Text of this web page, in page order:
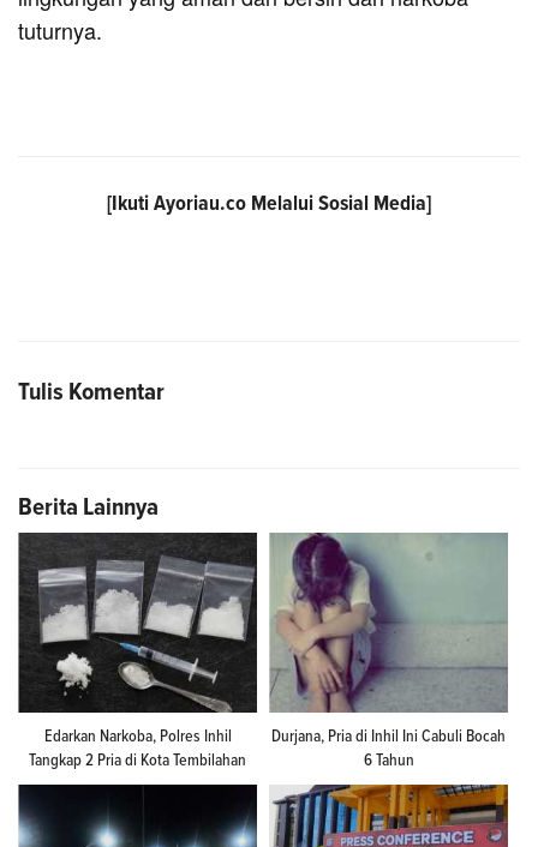
tuturnya.
[Ikuti Ayoriau.co Melalui Sosial Media]
Tulis Komentar
Berita Lainnya
Edarkan Narkoba, Polres Inhil
Tangkap 2 Pria di Kota Tembilahan
Durjana, Pria di Inhil Ini Cabuli Bocah
6 Tahun